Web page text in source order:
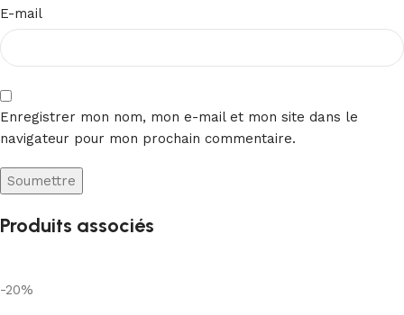
E-mail
Enregistrer mon nom, mon e-mail et mon site dans le
navigateur pour mon prochain commentaire.
Produits associés
-20%